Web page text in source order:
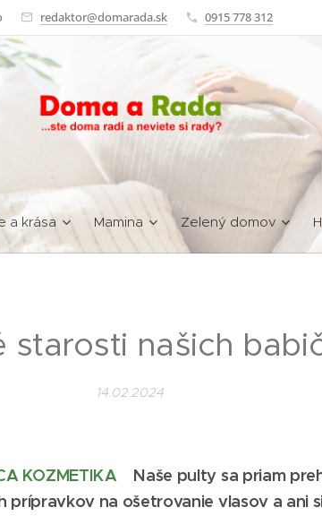
redaktor@domarada.sk 0915 778 312
a krása Mamina Zelený domov
starosti našich
14.02.2024
KOZMETIKA
Naše pulty sa priam
na ošetrovanie vlasov a ani